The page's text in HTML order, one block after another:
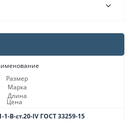
Размер
Марка
Длина
Цена
B-ст.20-IV ГОСТ 33259-15